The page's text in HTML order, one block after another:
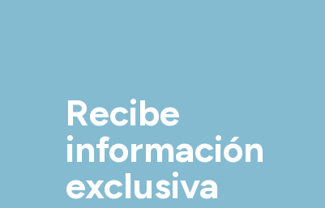
Recibe
información
exclusiva